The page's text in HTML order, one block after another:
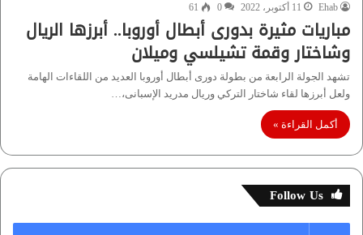
Ehab 11 أكتوبر، 2022 0
61
مباريات مثيرة بدورى أبطال أوروبا.. أبرزها الريال
وشاختار وقمة تشيلسي وميلان
تشهد الجولة الرابعة من بطولة دورى أبطال أوروبا العديد من اللقاءات الهامة
ولعل أبرزها لقاء شاختار التركي وريال مدريد الإسبانى،…
أكمل القراءة »
Follow Us